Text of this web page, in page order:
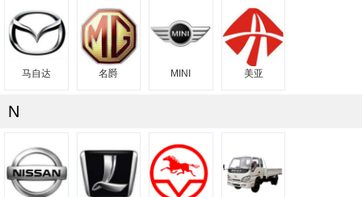
马自达 名爵 MINI 美亚
N